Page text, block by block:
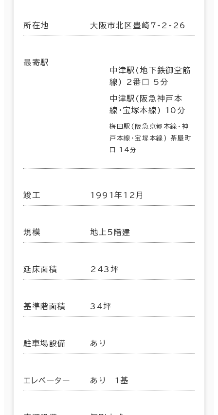
所在地 大阪市北区豊崎7-2-26
最寄駅
中津駅(地下鉄御堂筋
線) 2番口 5分
中津駅(阪急神戸本
線･宝塚本線) 10分
梅田駅(阪急京都本線･神
戸本線･宝塚本線) 茶屋町
口 14分
竣工 1991年12月
規模 地上5階建
延床面積 243坪
基準階面積 34坪
駐車場設備 あり
エレベーター あり 1基